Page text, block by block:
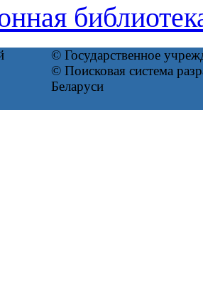
© Государственное
© Поисковая система
Беларуси